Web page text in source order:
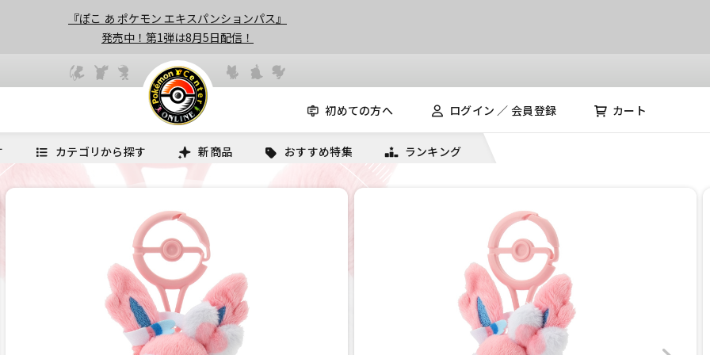
『ぽこ あ ポケモン エキスパンションパス』
発売中！第1弾は8月5日配信！
初めての方へ ログイン ／ 会員登録 カート
カテゴリから探す 新商品 おすすめ特集 ランキング